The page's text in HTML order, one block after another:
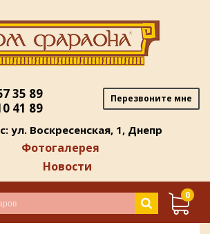
35 89
41 89
Перезвоните мне
ул. Воскресенская, 1, Днепр
Фотогалерея
Новости
0